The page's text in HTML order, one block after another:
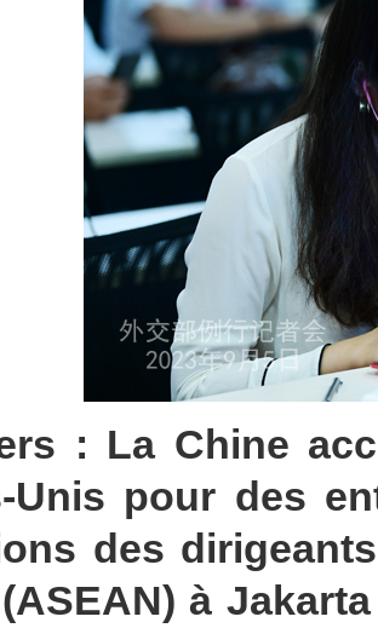
: La Chine
Unis pour des
des
(ASEAN) à